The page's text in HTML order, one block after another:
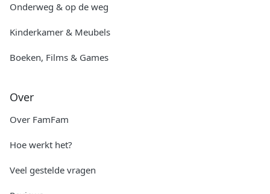
Onderweg & op de weg
Kinderkamer & Meubels
Boeken, Films & Games
Over
Over FamFam
Hoe werkt het?
Veel gestelde vragen